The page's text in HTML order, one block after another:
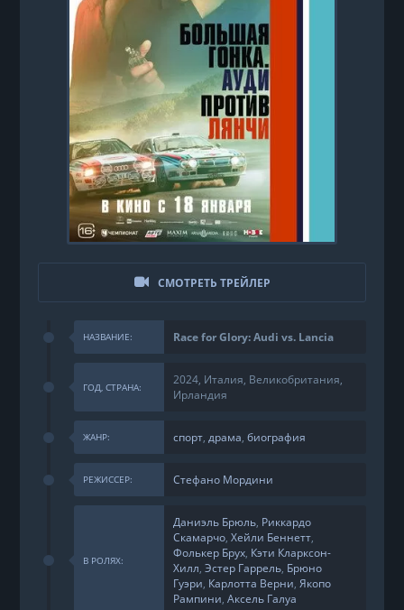
СМОТРЕТЬ ТРЕЙЛЕР
НАЗВАНИЕ: Race for Glory: Audi vs. Lancia
ГОД, СТРАНА:
2024, Италия, Великобритания,
Ирландия
ЖАНР: спорт,драма,биография
РЕЖИССЕР: Стефано Мордини
В РОЛЯХ:
Даниэль Брюль, Риккардо
Скамарчо,Хейли Беннетт,
Фолькер Брух, Кэти Кларксон-
Хилл,Эстер Гаррель, Брюно
Гуэри, Карлотта Верни,Якопо
Рампини,Аксель Галуа